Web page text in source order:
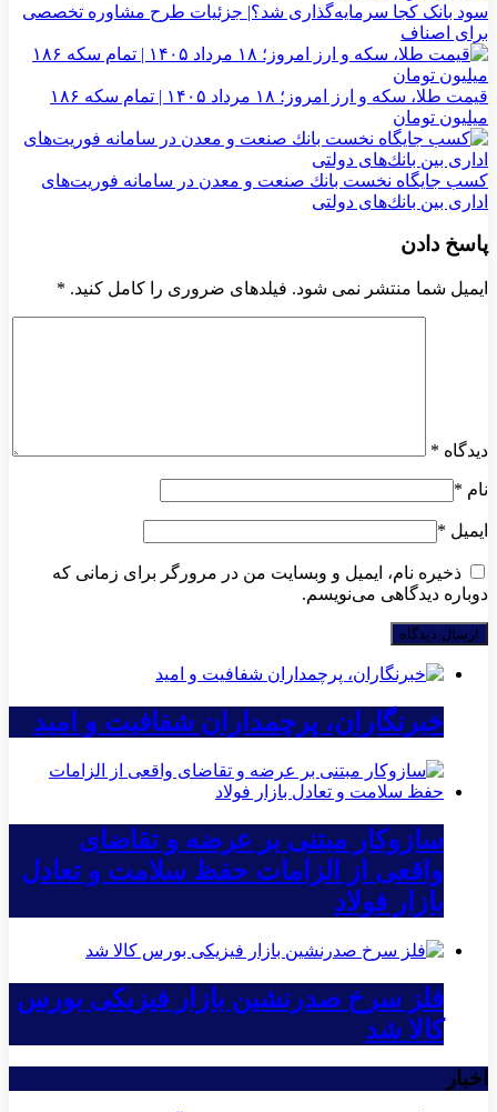
سود بانک کجا سرمایه‌گذاری شد؟| جزئیات طرح مشاوره تخصصی
برای اصناف
قیمت طلا، سکه و ارز امروز؛ ۱۸ مرداد ۱۴۰۵ | تمام سکه ۱۸۶
میلیون تومان
كسب جایگاه نخست بانك صنعت و معدن در سامانه فوریت‌های
اداری بین بانك‌های دولتی
پاسخ دادن
ایمیل شما منتشر نمی شود. فیلدهای ضروری را کامل کنید. *
دیدگاه *
نام *
ایمیل *
ذخیره نام، ایمیل و وبسایت من در مرورگر برای زمانی که
دوباره دیدگاهی می‌نویسم.
خبرنگاران، پرچمداران شفافیت و امید
سازوکار مبتنی بر عرضه و تقاضای
واقعی از الزامات حفظ سلامت و تعادل
بازار فولاد
فلز سرخ صدرنشین بازار فیزیکی بورس
کالا شد
اخبار